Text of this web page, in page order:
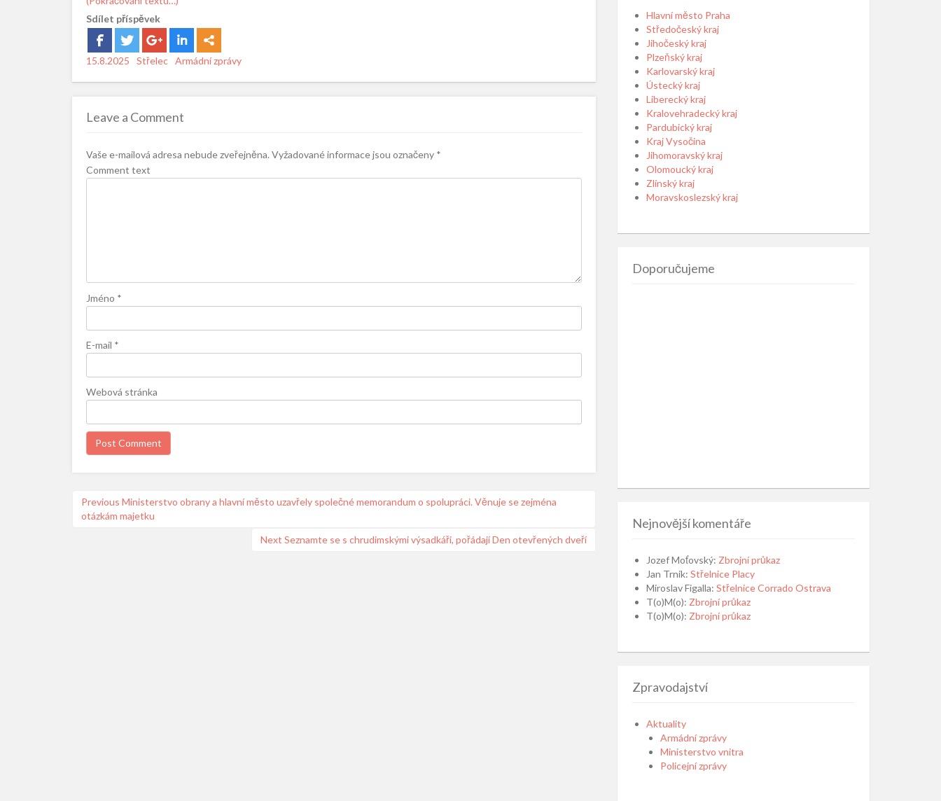
Sdílet příspěvek
Posted
15.8.2025 Author
Střelec Categories
Armádní zprávy
Leave a Comment
Vaše e-mailová adresa nebude zveřejněna. Vyžadované informace jsou označeny *
Comment text
Jméno *
E-mail *
Webová stránka
Navigace
pro
Previous Previous
post:
Ministerstvo obrany a hlavní město uzavřely společné memorandum o spolupráci. Věnuje se zejména
otázkám majetku
Next Next
Seznamte se s chrudimskými výsadkáři, pořádají Den otevřených dveří
Hlavní město Praha
Středočeský kraj
Jihočeský kraj
Plzeňský kraj
Karlovarský kraj
Ústecký kraj
Liberecký kraj
Kralovehradecký kraj
Pardubický kraj
Kraj Vysočina
Jihomoravský kraj
Olomoucký kraj
Zlínský kraj
Moravskoslezský kraj
Doporučujeme
Nejnovější komentáře
Jozef Moťovský: Zbrojní průkaz
Jan Trnik: Střelnice Placy
Miroslav Figalla: Střelnice Corrado Ostrava
T(o)M(o): Zbrojní průkaz
T(o)M(o): Zbrojní průkaz
Zpravodajství
Aktuality
Armádní zprávy
Ministerstvo vnitra
Policejní zprávy